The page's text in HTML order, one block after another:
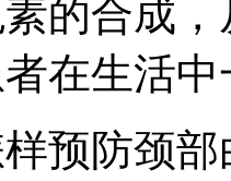
的合成
在生活
预防颈